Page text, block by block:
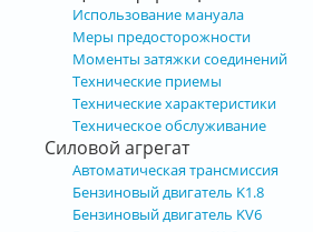
Использование мануала
Меры предосторожности
Моменты затяжки соединений
Технические приемы
Технические характеристики
Техническое обслуживание
Силовой агрегат
Автоматическая трансмиссия
Бензиновый двигатель K1.8
Бензиновый двигатель KV6